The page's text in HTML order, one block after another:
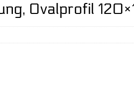
Ovalprofil